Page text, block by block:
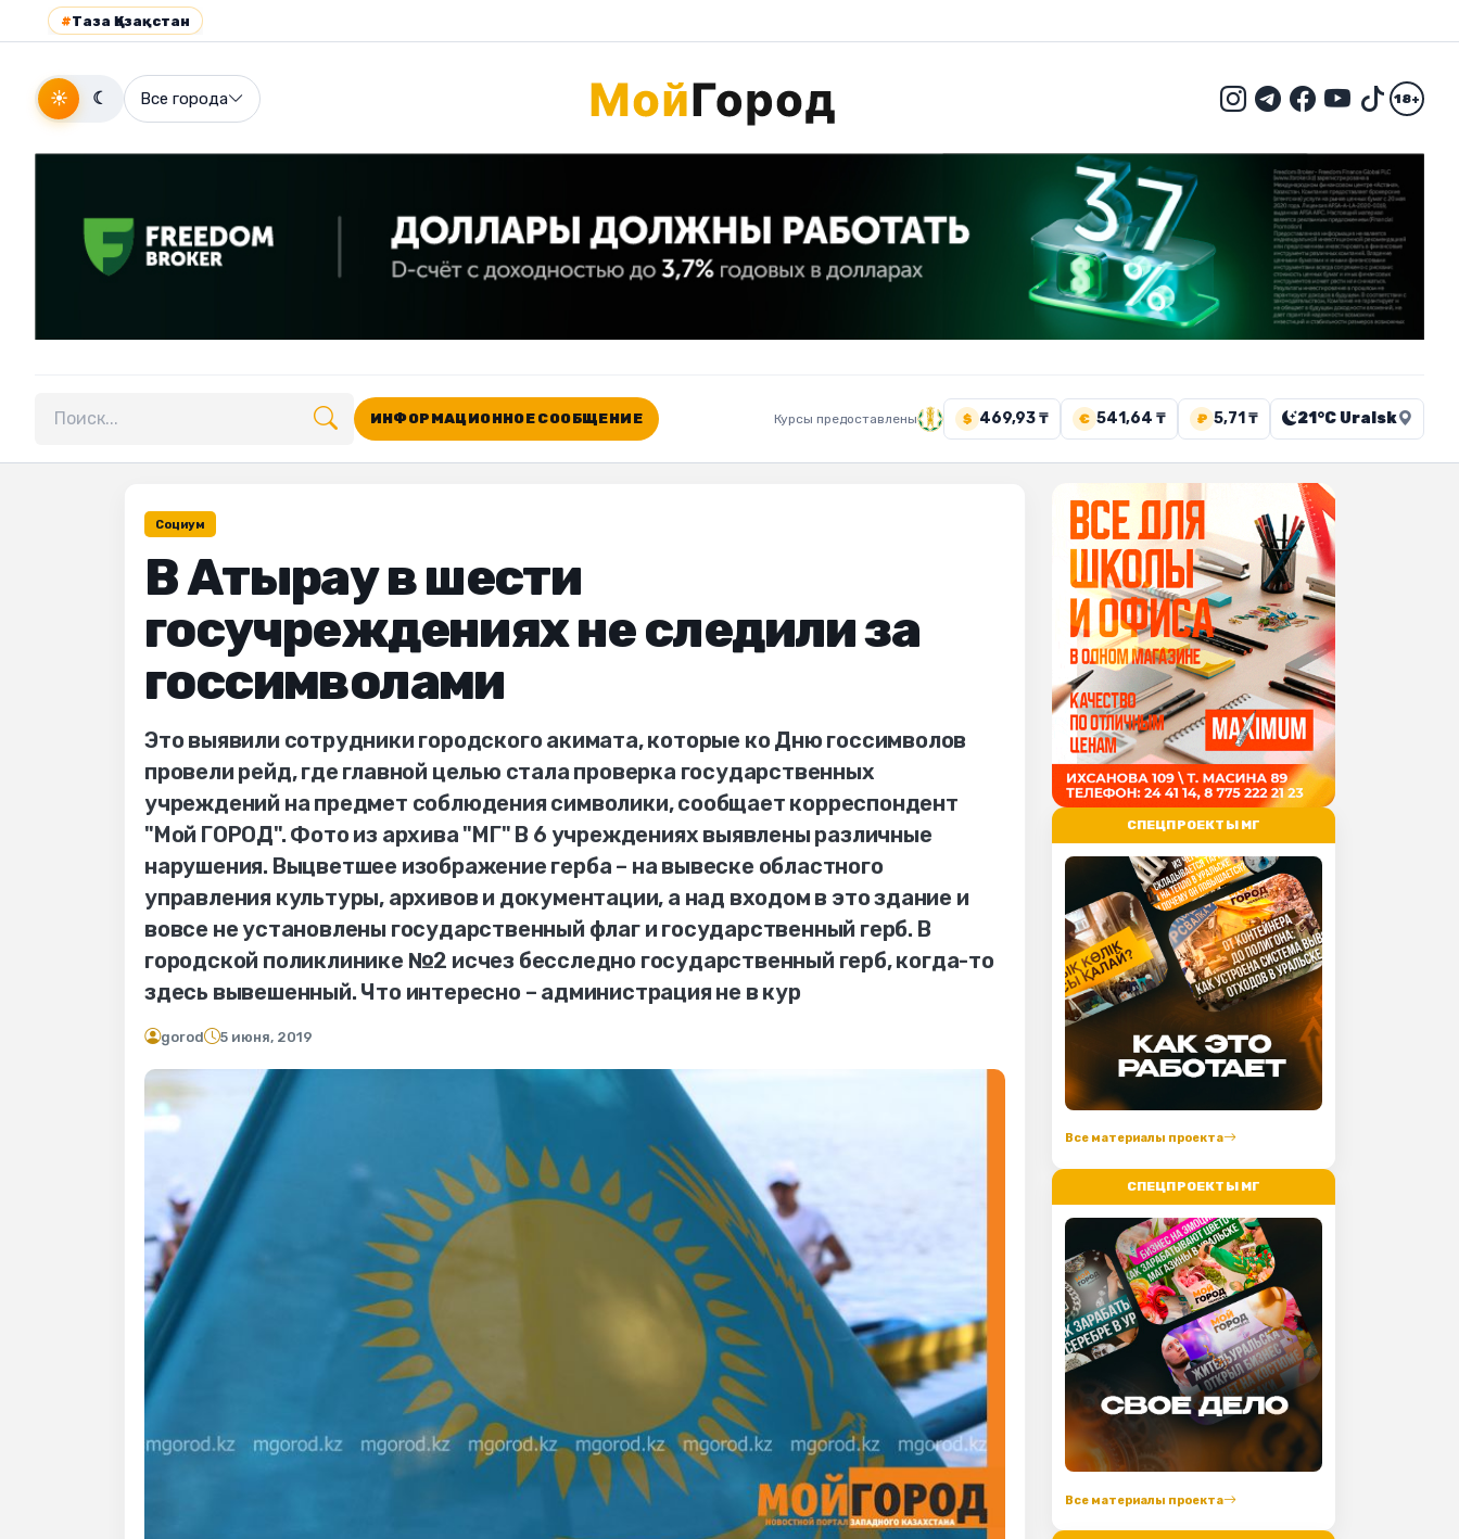
#Таза Қазақстан
☀ ☾ Все города 18+
Поиск по сайту
ИНФОРМАЦИОННОЕ СООБЩЕНИЕ Курсы предоставлены $ 469,93 ₸ € 541,64 ₸ ₽ 5,71 ₸ 21°C Uralsk
Социум
В Атырау в шести
госучреждениях не следили за
госсимволами
Это выявили сотрудники городского акимата, которые ко Дню госсимволов
провели рейд, где главной целью стала проверка государственных
учреждений на предмет соблюдения символики, сообщает корреспондент
"Мой ГОРОД". Фото из архива "МГ" В 6 учреждениях выявлены различные
нарушения. Выцветшее изображение герба – на вывеске областного
управления культуры, архивов и документации, а над входом в это здание и
вовсе не установлены государственный флаг и государственный герб. В
городской поликлинике №2 исчез бесследно государственный герб, когда-то
здесь вывешенный. Что интересно – администрация не в кур
gorod 5 июня, 2019
СПЕЦПРОЕКТЫ МГ
Все материалы проекта
СПЕЦПРОЕКТЫ МГ
Все материалы проекта